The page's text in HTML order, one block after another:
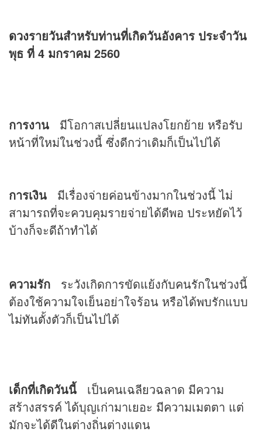
ดวงรายวันสำหรับท่านที่เกิดวันอังคาร ประจำวัน
พุธ ที่ 4 มกราคม 2560
การงาน
มีโอกาสเปลี่ยนแปลงโยกย้าย หรือรับ
หน้าที่ใหม่ในช่วงนี้ ซึ่งดีกว่าเดิมก็เป็นไปได้
การเงิน
มีเรื่องจ่ายค่อนข้างมากในช่วงนี้ ไม่
สามารถที่จะควบคุมรายจ่ายได้ดีพอ ประหยัดไว้
บ้างก็จะดีถ้าทำได้
ความรัก
ระวังเกิดการขัดแย้งกับคนรักในช่วงนี้
ต้องใช้ความใจเย็นอย่าใจร้อน หรือได้พบรักแบบ
ไม่ทันตั้งตัวก็เป็นไปได้
เด็กที่เกิดวันนี้
เป็นคนเฉลียวฉลาด มีความ
สร้างสรรค์ ได้บุญเก่ามาเยอะ มีความเมตตา แต่
มักจะได้ดีในต่างถิ่นต่างแดน